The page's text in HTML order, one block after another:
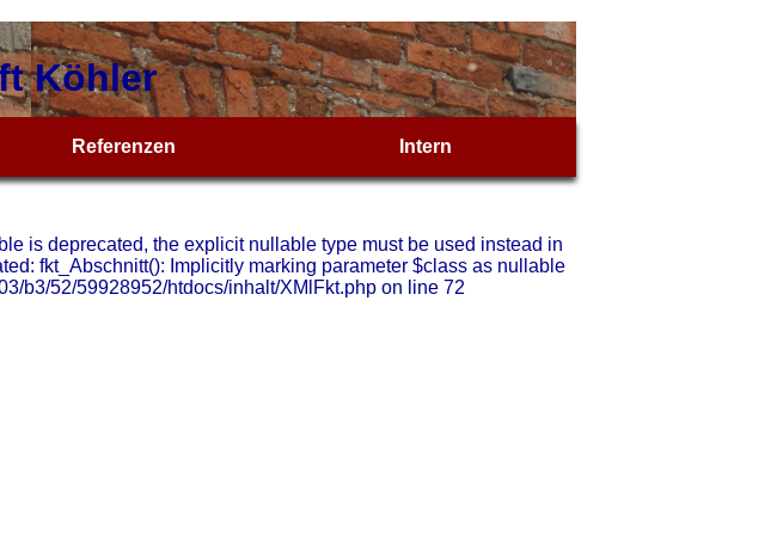
Köhler
Referenzen Intern
is deprecated, the explicit nullable type must be used instead in
fkt_Abschnitt(): Implicitly marking parameter $class as nullable
b3/52/59928952/htdocs/inhalt/XMlFkt.php on line 72